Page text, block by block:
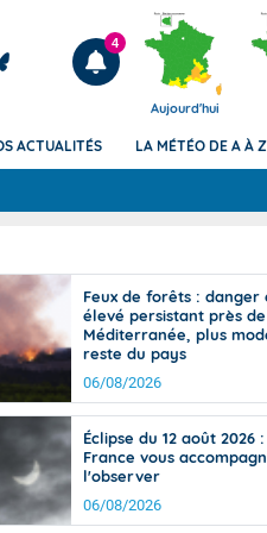
Articles
4
Aujourd'hui
de
Phénomènes
Avertissement pluies
des communes (Apic)
Bulletins Marine
d'avalanche
Météo des forêts
Vigicrues
ACTUALITÉS LA MÉTÉO DE A À Z
Feux de forêts : danger
élevé persistant près
Méditerranée, plus
reste du pays
06/08/2026
Éclipse du 12 août 2026
France vous
l'observer
06/08/2026